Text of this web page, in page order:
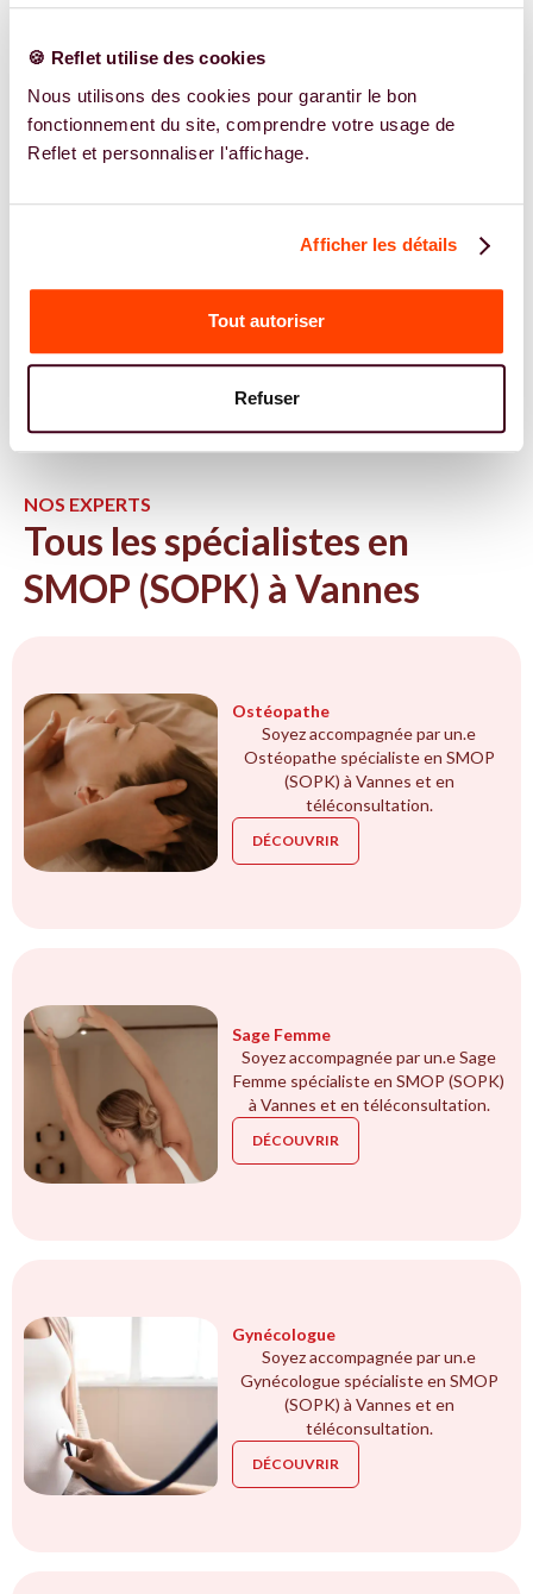
🍪 Reflet utilise des cookies
Nous utilisons des cookies pour garantir le bon
fonctionnement du site, comprendre votre usage de
Reflet et personnaliser l'affichage.
Afficher les détails
Tout autoriser
Refuser
NOS EXPERTS
Tous les spécialistes en
SMOP (SOPK) à Vannes
Ostéopathe
Soyez accompagnée par un.e
Ostéopathe spécialiste en SMOP
(SOPK) à Vannes et en
téléconsultation.
DÉCOUVRIR
Sage Femme
Soyez accompagnée par un.e Sage
Femme spécialiste en SMOP (SOPK)
à Vannes et en téléconsultation.
DÉCOUVRIR
Gynécologue
Soyez accompagnée par un.e
Gynécologue spécialiste en SMOP
(SOPK) à Vannes et en
téléconsultation.
DÉCOUVRIR